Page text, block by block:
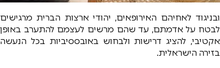
ובניגוד לאחיהם האירופאים, יהודי ארצות הברית מרגישים
לבטח על אדמתם, עד שהם מרשים לעצמם להתערב באופן
אקטיבי, להציג דרישות ולבחוש באובססיביות בכל הנעשה
בזירה הישראלית.